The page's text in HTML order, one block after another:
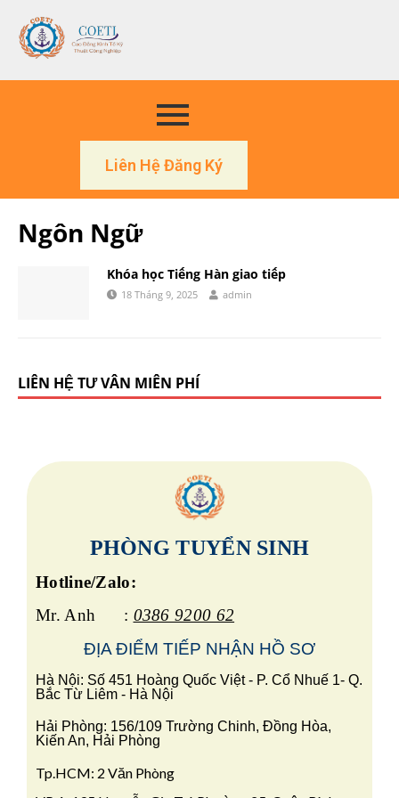
Liên Hệ Đăng Ký
Ngôn Ngữ
Khóa học Tiếng Hàn giao tiếp
18 Tháng 9, 2025 admin
LIÊN HỆ TƯ VẤN MIỄN PHÍ
PHÒNG TUYỂN SINH
Hotline/Zalo:
Mr. Anh : 0386 9200 62
ĐỊA ĐIỂM TIẾP NHẬN HỒ SƠ
Hà Nội: Số 451 Hoàng Quốc Việt - P. Cổ Nhuế 1- Q.
Bắc Từ Liêm - Hà Nội
Hải Phòng: 156/109 Trường Chinh, Đồng Hòa,
Kiến An, Hải Phòng
Tp.HCM: 2 Văn Phòng